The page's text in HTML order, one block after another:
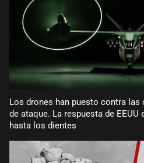
Los drones han puesto contra
de ataque. La respuesta de
hasta los dientes